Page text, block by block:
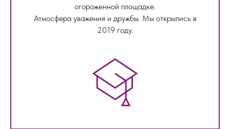
огороженной площадке.
Атмосфера уважения и дружбы. Мы открылись в
2019 году.